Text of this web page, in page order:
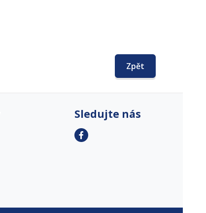
Zpět
Sledujte nás